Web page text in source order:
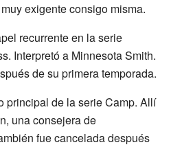
exigente consigo misma.
recurrente en la serie
Interpretó a Minnesota Smith.
de su primera temporada.
principal de la serie Camp. Allí
una consejera de
fue cancelada después